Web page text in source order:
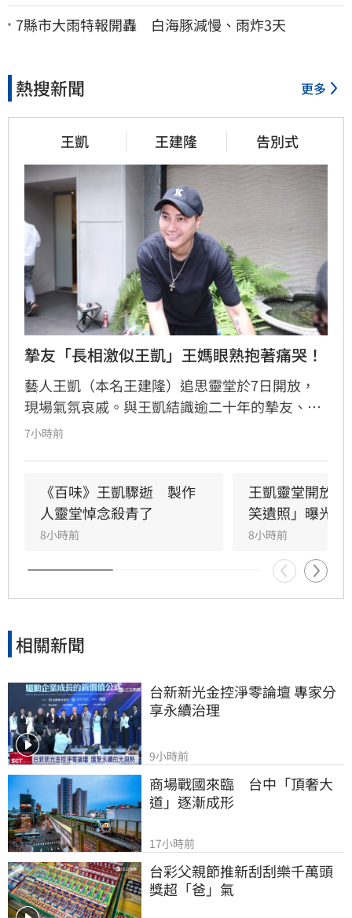
命 「最新傷況」曝
7縣市大雨特報開轟 白海豚減慢、雨炸3天
熱搜新聞 更多
王凱 王建隆 告別式
摯友「長相激似王凱」王媽眼熟抱著痛哭！
藝人王凱（本名王建隆）追思靈堂於7日開放，
現場氣氛哀戚。與王凱結識逾二十年的摯友、邱
瓈寬特助Jeff現身協助打點後事。由於兩人外貌
助，演藝圈大姐大邱瓈寬展現義氣，主動承擔治
喪事宜並指派Jeff全程留守，陪伴王凱走完人生
最後一程。這場深厚的兄弟情誼與邱瓈寬的溫暖
義舉，成為家屬在面臨驟變時最堅強的後盾，各
界也紛紛對這
7小時前
《百味》王凱驟逝　製作
人靈堂悼念殺青了
8小時前
王凱靈堂開放
笑遺照」曝光
8小時前
相關新聞
台新新光金控淨零論壇 專家分
享永續治理
9小時前
商場戰國來臨　台中「頂奢大
道」逐漸成形
17小時前
台彩父親節推新刮刮樂千萬頭
獎超「爸」氣